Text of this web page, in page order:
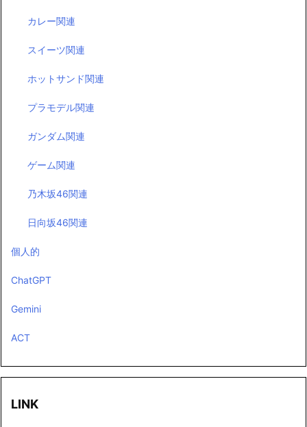
カレー関連
スイーツ関連
ホットサンド関連
プラモデル関連
ガンダム関連
ゲーム関連
乃木坂46関連
日向坂46関連
個人的
ChatGPT
Gemini
ACT
LINK